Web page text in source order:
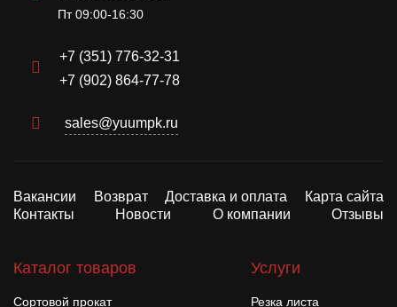
Пт 09:00-16:30
+7 (351) 776-32-31
+7 (902) 864-77-78
sales@yuumpk.ru
Вакансии Возврат Доставка и оплата
Карта сайта
Контакты
Новости О компании Отзывы
Каталог товаров
Сортовой прокат
Услуги
Резка листа